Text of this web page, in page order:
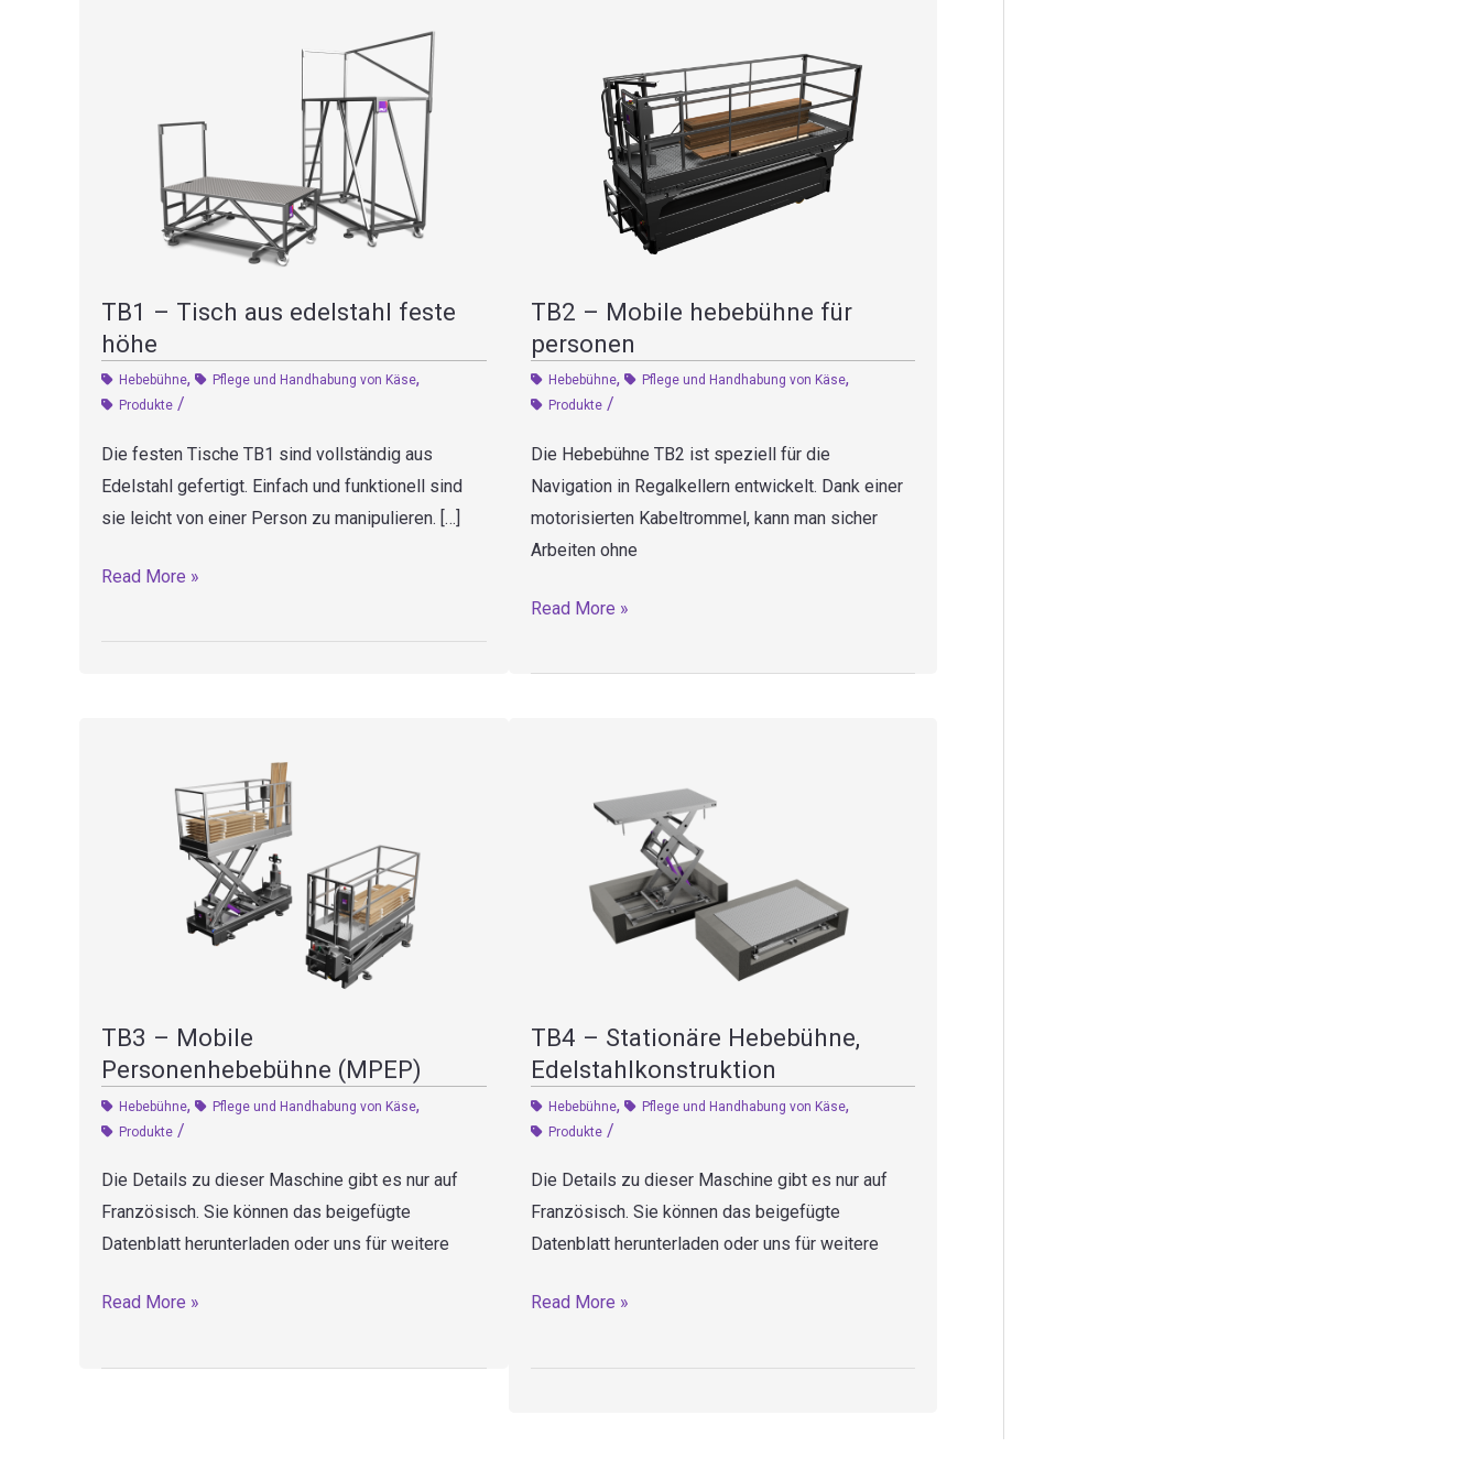
TB1 – Tisch aus edelstahl feste
höhe
Hebebühne, Pflege und Handhabung von Käse,
Produkte /
Die festen Tische TB1 sind vollständig aus
Edelstahl gefertigt. Einfach und funktionell sind
sie leicht von einer Person zu manipulieren. […]
TB1
Tisch
Read More »
TB2 – Mobile hebebühne für
personen
Hebebühne, Pflege und Handhabung von Käse,
Produkte/
Die Hebebühne TB2 ist speziell für die
Navigation in Regalkellern entwickelt. Dank einer
motorisierten Kabeltrommel, kann man sicher
Arbeiten ohne
TB2
Mobile
Read More »
TB3 – Mobile
Personenhebebühne (MPEP)
Hebebühne, Pflege und Handhabung von Käse,
Produkte /
Die Details zu dieser Maschine gibt es nur auf
Französisch. Sie können das beigefügte
Datenblatt herunterladen oder uns für weitere
TB3
Mobile
Read More »
TB4 – Stationäre Hebebühne,
Edelstahlkonstruktion
Hebebühne, Pflege und Handhabung von Käse,
Produkte/
Die Details zu dieser Maschine gibt es nur auf
Französisch. Sie können das beigefügte
Datenblatt herunterladen oder uns für weitere
TB4
Stationäre
Read More »